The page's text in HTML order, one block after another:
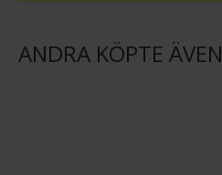
ANDRA KÖPTE ÄVEN